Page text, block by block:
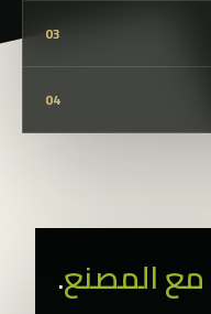
03
04
مع المصنع.